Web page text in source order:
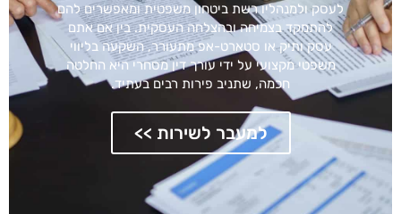
לעסק ולמנהליו רשת ביטחון משפטית ומאפשרים להם
להתמקד בצמיחה ובהצלחה העסקית. בין אם אתם
עסק ותיק או סטארט-אפ מתעורר, השקעה בליווי
משפטי מקצועי על ידי עורך דין מסחרי היא החלטה
חכמה, שתניב פירות רבים בעתיד.
למעבר לשירות >>